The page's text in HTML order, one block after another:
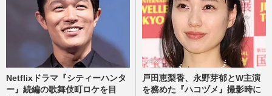
Netflixドラマ『シティーハンタ
ー』続編の歌舞伎町ロケを目
戸田恵梨香、永野芽郁とW主演
を務めた『ハコヅメ』撮影時に